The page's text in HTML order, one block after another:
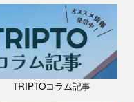
TRIPTOコラム記事